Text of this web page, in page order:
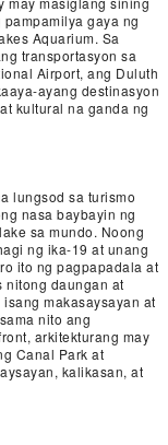
gaya ng
Aquarium. Sa
transportasyon sa
Airport, ang Duluth
ayang destinasyon
kultural na ganda ng
lungsod sa turismo
nasa baybayin ng
sa mundo. Noong
ng ika-19 at unang
ito ng pagpapadala at
nitong daungan at
makasaysayan at
nito ang
arkitekturang may
Canal Park at
kalikasan, at